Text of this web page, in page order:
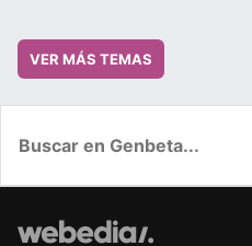
VER MÁS TEMAS